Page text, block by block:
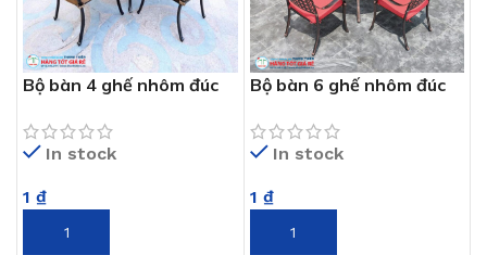
Bộ bàn 4 ghế nhôm đúc
In stock
1 ₫
THÊM VÀO GIỎ HÀNG
Bộ bàn 6 ghế nhôm đúc
In stock
1 ₫
THÊM VÀO GIỎ HÀNG